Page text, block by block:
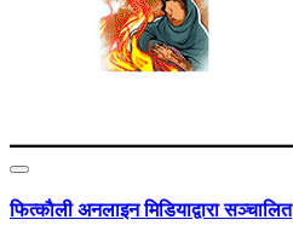
फित्काैली अनलाइन मिडियाद्वारा सञ्चालित